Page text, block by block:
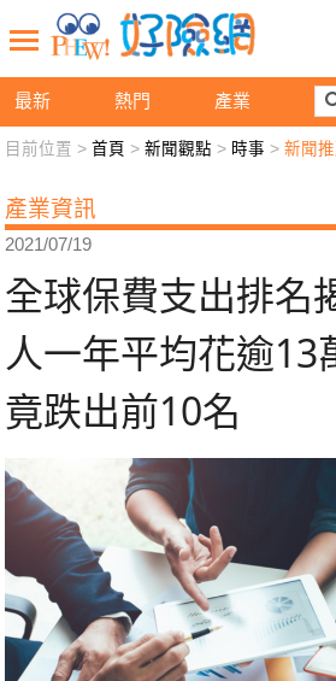
最新 熱門 產業
全球保
新聞觀點 業務交流 好險
退休先準備 好險學堂 輔
目前位置 >首頁 >新聞觀點 > 時事 >新聞
產業資訊
2021/07/19
全球保費支出排名
人一年平均花逾
竟跌出前10名